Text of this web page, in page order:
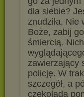
dla siebie?
znudziła.
Boże, zabij
śmiercią.
zawierzający
policję. W
szczegół, a
czekolada